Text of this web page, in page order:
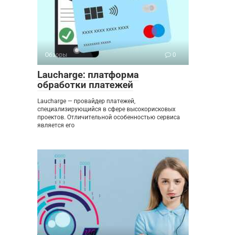
Обзоры 0
Laucharge: платформа
обработки платежей
Laucharge — провайдер платежей,
специализирующийся в сфере высокорисковых
проектов. Отличительной особенностью сервиса
является его